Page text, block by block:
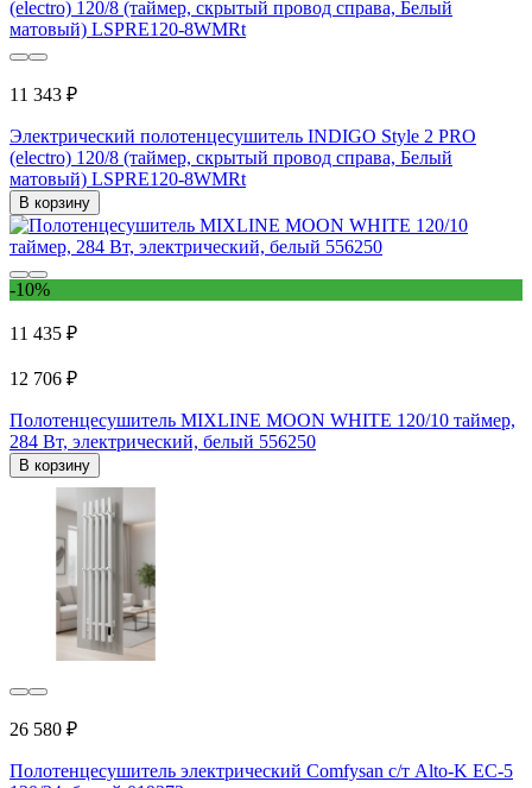
11 343 ₽
Электрический полотенцесушитель INDIGO Style 2 PRO
(electro) 120/8 (таймер, скрытый провод справа, Белый
матовый) LSPRE120-8WMRt
В корзину
-10%
11 435 ₽
12 706 ₽
Полотенцесушитель MIXLINE MOON WHITE 120/10 таймер,
284 Вт, электрический, белый 556250
В корзину
26 580 ₽
Полотенцесушитель электрический Comfysan с/т Alto-K EC-5